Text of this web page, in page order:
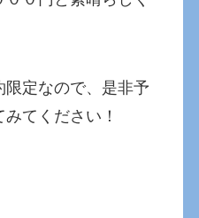
限定なので、是非予
てください！